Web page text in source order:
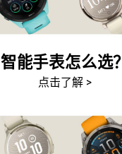
智能手表怎么选？
点击了解 >